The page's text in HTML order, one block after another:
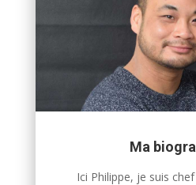
Ma
Ici Philippe, je suis